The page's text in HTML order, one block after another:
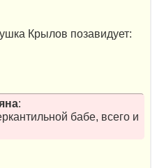
Крылов позавидует:
:
бабе, всего и